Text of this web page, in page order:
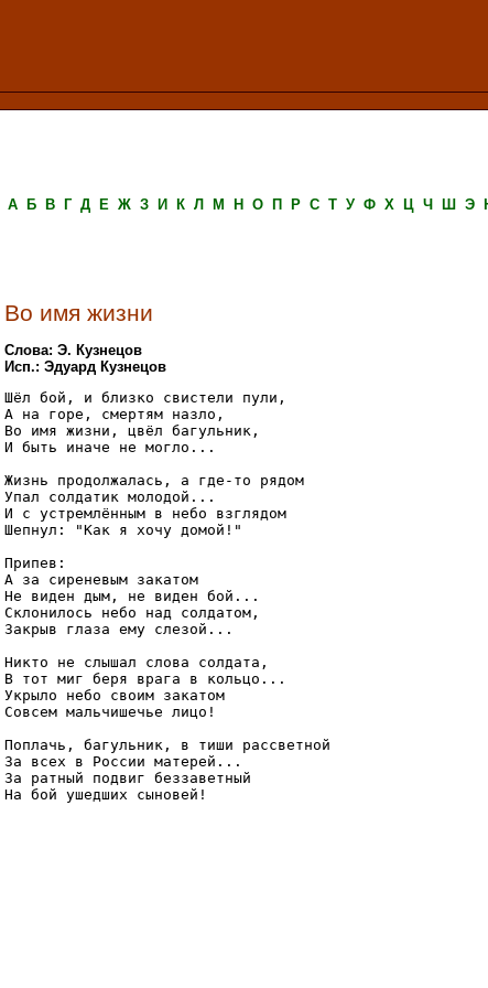
А
Б В Г Д Е Ж З И К Л М Н О П Р С Т У Ф Х Ц Ч Ш Э
Во имя жизни
Слова: Э. Кузнецов
Исп.: Эдуард Кузнецов
Шёл бой, и близко свистели пули,
А на горе, смертям назло,
Во имя жизни, цвёл багульник,
И быть иначе не могло...
Жизнь продолжалась, а где-то рядом
Упал солдатик молодой...
И с устремлённым в небо взглядом
Шепнул: "Как я хочу домой!"
Припев:
А за сиреневым закатом
Не виден дым, не виден бой...
Склонилось небо над солдатом,
Закрыв глаза ему слезой...
Никто не слышал слова солдата,
В тот миг беря врага в кольцо...
Укрыло небо своим закатом
Совсем мальчишечье лицо!
Поплачь, багульник, в тиши рассветной
За всех в России матерей...
За ратный подвиг беззаветный